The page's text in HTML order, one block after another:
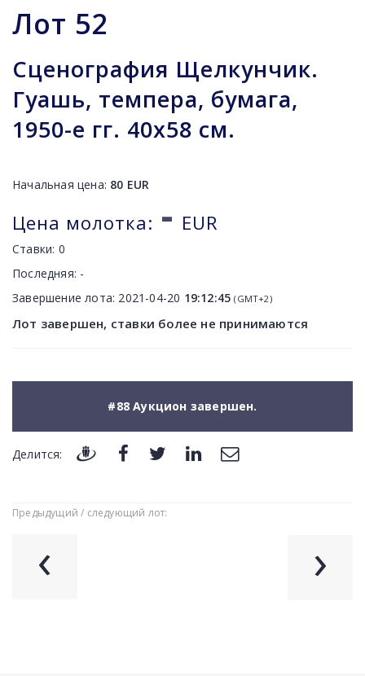
Лот 52
Сценография Щелкунчик.
Гуашь, темпера, бумага,
1950-е гг. 40х58 см.
Начальная цена: 80 EUR
Цена молотка: - EUR
Ставки: 0
Последняя: -
Завершение лота: 2021-04-20 19:12:45 (GMT+2)
Лот завершен, ставки более не принимаются
#88 Аукцион завершен.
Делится:
Предыдущий / следующий лот:
‹ ›